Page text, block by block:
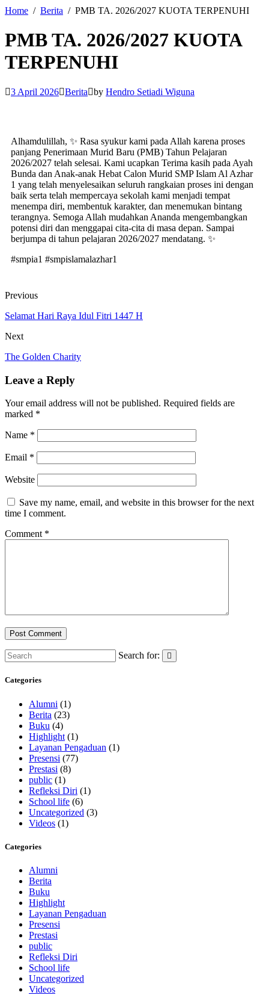
Home Berita PMB TA. 2026/2027 KUOTA TERPENUHI
PMB TA. 2026/2027 KUOTA
TERPENUHI
3 April 2026 Berita by Hendro Setiadi Wiguna
Alhamdulillah, ✨ Rasa syukur kami pada Allah karena proses
panjang Penerimaan Murid Baru (PMB) Tahun Pelajaran
2026/2027 telah selesai. Kami ucapkan Terima kasih pada Ayah
Bunda dan Anak-anak Hebat Calon Murid SMP Islam Al Azhar
1 yang telah menyelesaikan seluruh rangkaian proses ini dengan
baik serta telah mempercaya sekolah kami menjadi tempat
menempa diri, membentuk karakter, dan menemukan bintang
terangnya. Semoga Allah mudahkan Ananda mengembangkan
potensi diri dan menggapai cita-cita di masa depan. Sampai
berjumpa di tahun pelajaran 2026/2027 mendatang. ✨
#smpia1 #smpislamalazhar1
Previous
Selamat Hari Raya Idul Fitri 1447 H
Next
The Golden Charity
Leave a Reply
Your email address will not be published. Required fields are
marked *
Name *
Email *
Website
Save my name, email, and website in this browser for the next
time I comment.
Comment *
Search for:
Categories
Alumni (1)
Berita (23)
Buku (4)
Highlight (1)
Layanan Pengaduan (1)
Presensi (77)
Prestasi (8)
public (1)
Refleksi Diri (1)
School life (6)
Uncategorized (3)
Videos (1)
Categories
Alumni
Berita
Buku
Highlight
Layanan Pengaduan
Presensi
Prestasi
public
Refleksi Diri
School life
Uncategorized
Videos